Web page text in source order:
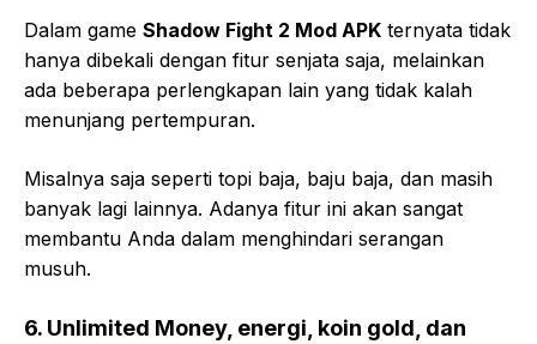
Dalam game Shadow Fight 2 Mod APK ternyata tidak
hanya dibekali dengan fitur senjata saja, melainkan
ada beberapa perlengkapan lain yang tidak kalah
menunjang pertempuran.
Misalnya saja seperti topi baja, baju baja, dan masih
banyak lagi lainnya. Adanya fitur ini akan sangat
membantu Anda dalam menghindari serangan
musuh.
6. Unlimited Money, energi, koin gold, dan